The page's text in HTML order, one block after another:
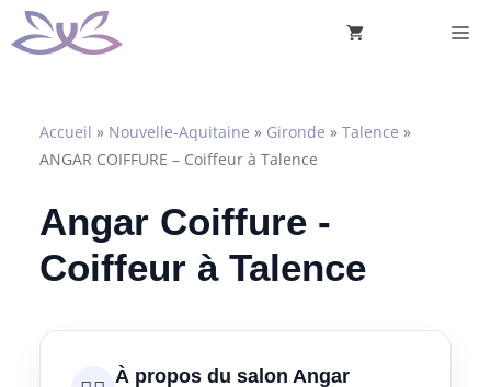
Aller
au
Accueil » Nouvelle-Aquitaine » Gironde » Talence »
ANGAR COIFFURE – Coiffeur à Talence
Angar Coiffure -
Coiffeur à Talence
À propos du salon Angar